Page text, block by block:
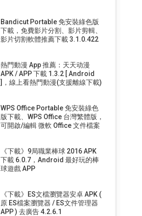
Bandicut Portable 免安裝綠色版
下載，免費影片分割、影片剪輯、
影片切割軟體推薦下載 3.1.0.422
熱門動漫 App 推薦：天天动漫
APK / APP 下載 1.3.2 [ Android
]，線上看熱門動漫(支援離線下載)
WPS Office Portable 免安裝綠色
版下載、WPS Office 台灣繁體版，
可開啟/編輯 微軟 Office 文件檔案
《下載》9局職業棒球 2016 APK
下載 6.0.7，Android 最好玩的棒
球遊戲 APP
《下載》ES文檔瀏覽器安卓 APK (
原 ES檔案瀏覽器 / ES文件管理器
APP ) 去廣告 4.2.6.1